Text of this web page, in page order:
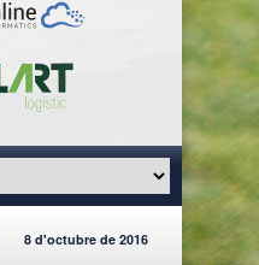
8 d'octubre de 2016